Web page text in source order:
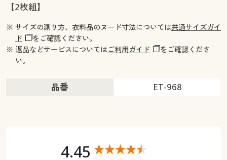
【2枚組】
※ サイズの測り方、衣料品のヌード寸法については共通サイズガイ
ド
をご確認ください。
※ 返品などサービスについてはご利用ガイド
をご確認くださ
い。
品番 ET-968
4.45